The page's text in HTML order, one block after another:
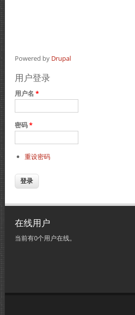
Powered by Drupal
用户登录
用户名 *
密码*
重设密码
在线用户
当前有0个用户在线。